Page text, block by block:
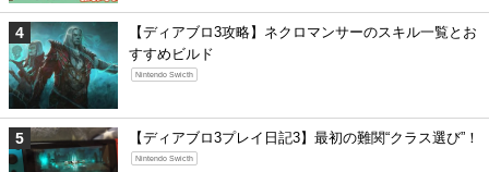
【ディアブロ3攻略】ネクロマンサーのスキル一覧とお
すすめビルド
Nintendo Swicth
【ディアブロ3プレイ日記3】最初の難関“クラス選び”！
Nintendo Swicth